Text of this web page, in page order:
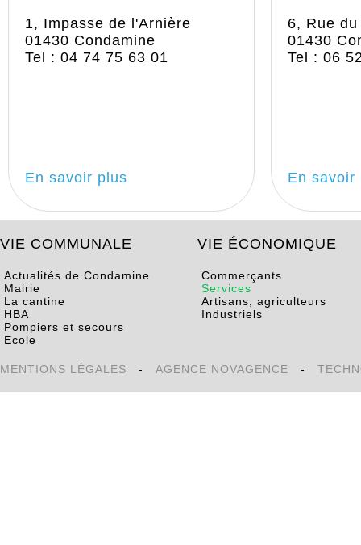
1, Impasse de l'Arnière
01430 Condamine
Tel : 04 74 75 63 01
En savoir plus
6, Rue
01430
Tel : 06
En savoir
VIE COMMUNALE
Actualités de Condamine
Mairie
La cantine
HBA
Pompiers et secours
Ecole
VIE ÉCONOMIQUE
Commerçants
Services
Artisans, agriculteurs
Industriels
MENTIONS LÉGALES - AGENCE NOVAGENCE -